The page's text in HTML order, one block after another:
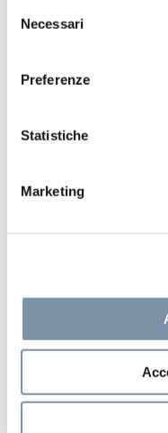
delNecessari
Preferenze
Statistiche
Marketing
Kits and
Adjustable
mm